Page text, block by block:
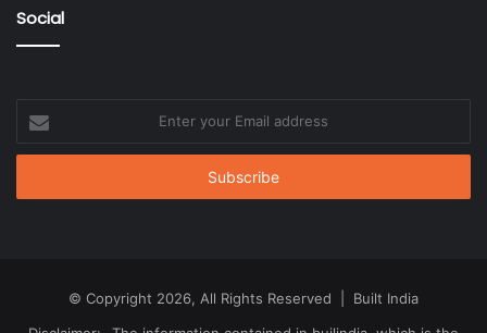
Social
your
Email
© Copyright 2026, All Rights Reserved | Built India